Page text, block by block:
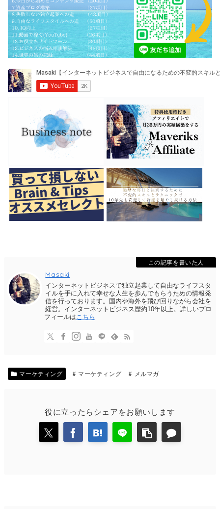
この記事を書いた人
Masaki
インターネットビジネスで独立起業して自由なライフスタ
イルを手に入れて幸せな人生を歩んでもらうための情報発
信を行っております。国内や海外を飛び回りながら会社を
経営。インターネットビジネス歴約10年以上。詳しいプロ
フィールは こちら
マーケティング マーケティング メルマガ
役に立ったらシェアをお願いします